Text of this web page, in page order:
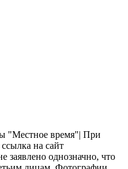
"Местное время"| При
на сайт
заявлено однозначно, что